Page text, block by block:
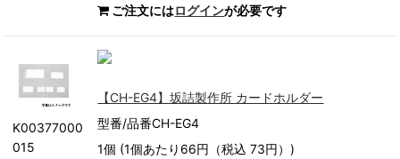
ご注文にはログインが必要です
K00377000
015
【CH-EG4】坂詰製作所 カードホルダー
型番/品番CH-EG4
1個 (1個あたり66円（税込 73円）)